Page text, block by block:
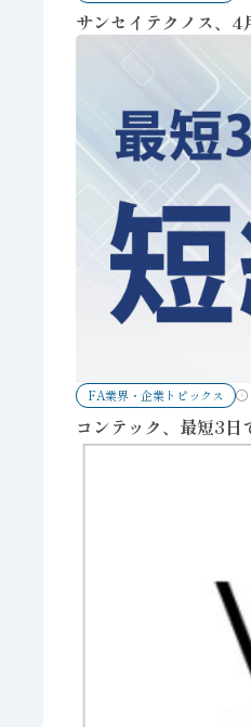
サンセイテクノス、4
FA業界・企業トピックス
コンテック、最短3日